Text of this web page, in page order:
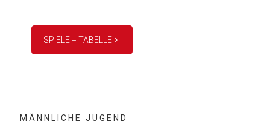
SPIELE + TABELLE
MÄNNLICHE JUGEND